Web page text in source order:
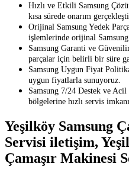
Hızlı ve Etkili Samsung
kısa sürede onarım
Orijinal Samsung Yedek
işlemlerinde orijinal Samsung
Samsung Garanti ve
parçalar için belirli bir süre
Samsung Uygun Fiyat
uygun fiyatlarla sunuyoruz.
Samsung 7/24 Destek ve
bölgelerine hızlı servis
Yeşilköy Samsung
Servisi iletişim,
Çamaşır Makinesi